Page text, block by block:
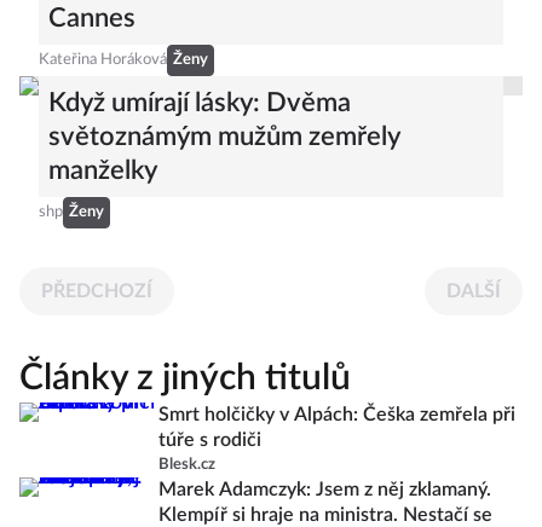
Cannes
Kateřina Horáková Ženy
Když umírají lásky: Dvěma
světoznámým mužům zemřely
manželky
shp Ženy
PŘEDCHOZÍ DALŠÍ
Články z jiných titulů
Smrt holčičky v Alpách: Češka zemřela při
túře s rodiči
Blesk.cz
Marek Adamczyk: Jsem z něj zklamaný.
Klempíř si hraje na ministra. Nestačí se